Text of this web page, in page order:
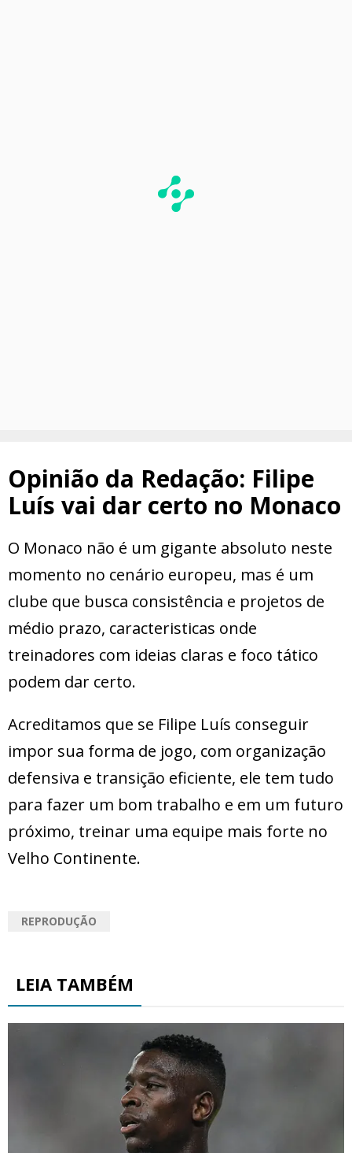
Opinião da Redação: Filipe
Luís vai dar certo no Monaco
O Monaco não é um gigante absoluto neste
momento no cenário europeu, mas é um
clube que busca consistência e projetos de
médio prazo, caracteristicas onde
treinadores com ideias claras e foco tático
podem dar certo.
Acreditamos que se Filipe Luís conseguir
impor sua forma de jogo, com organização
defensiva e transição eficiente, ele tem tudo
para fazer um bom trabalho e em um futuro
próximo, treinar uma equipe mais forte no
Velho Continente.
REPRODUÇÃO
LEIA TAMBÉM